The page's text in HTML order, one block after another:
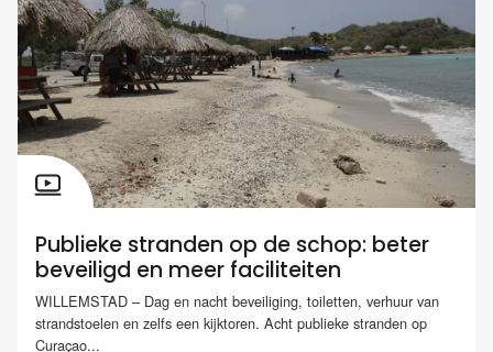
Publieke stranden op de schop: beter
beveiligd en meer faciliteiten
WILLEMSTAD – Dag en nacht beveiliging, toiletten, verhuur van
strandstoelen en zelfs een kijktoren. Acht publieke stranden op
Curaçao...